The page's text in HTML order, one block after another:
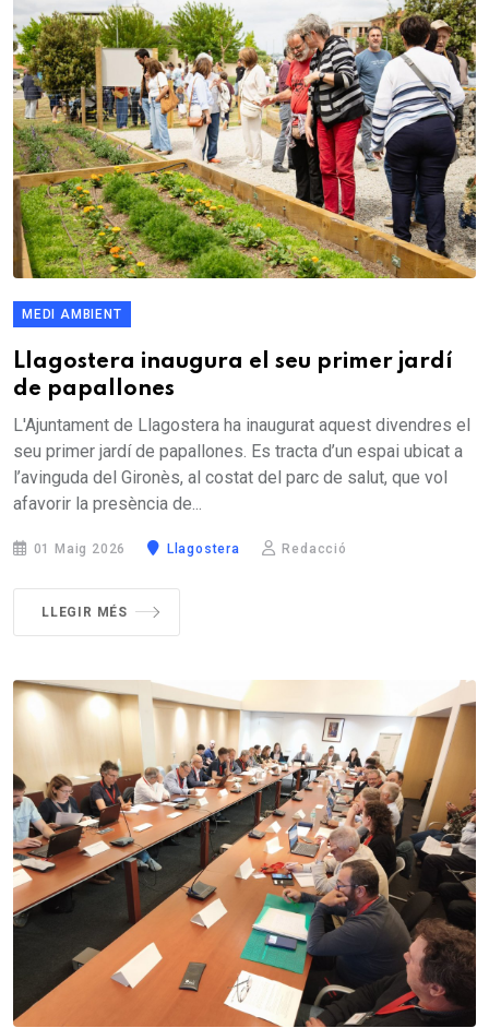
MEDI AMBIENT
Llagostera inaugura el seu primer jardí
de papallones
L'Ajuntament de Llagostera ha inaugurat aquest divendres el
seu primer jardí de papallones. Es tracta d’un espai ubicat a
l’avinguda del Gironès, al costat del parc de salut, que vol
afavorir la presència de...
01 Maig 2026 Llagostera Redacció
LLEGIR MÉS